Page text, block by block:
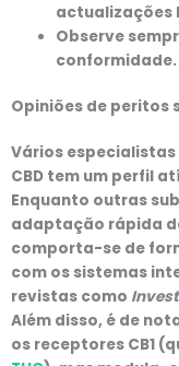
actualizações
Observe
conformidade.
Opiniões de peritos
Vários
CBD tem um perfil
Enquanto outras
adaptação rápida
comporta-se de
com os sistemas
revistas como
Além disso, é de
os receptores CB1